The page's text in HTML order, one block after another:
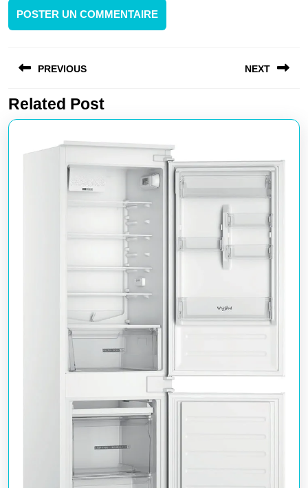
de
l’article
PREVIOUS
Article
précédent
NEXT
suivant
Related Post